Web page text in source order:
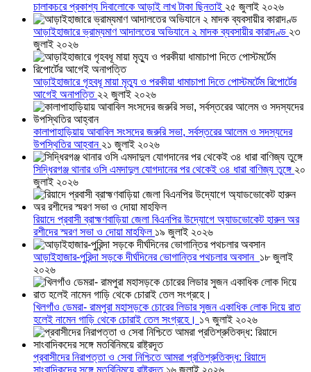
চালাকচরে প্রকাশ্য দিবালোকে আড়াই লাখ টাকা ছিনতাই ২৫ জুলাই ২০২৬
আড়াইহাজারে ভ্রাম্যমাণ আদালতের অভিযানে ২ মাদক ব্যবসায়ীর কারাদণ্ড ২৩
জুলাই ২০২৬
আড়াইহাজারে গৃহবধূ মায়া মৃত্যু ও পরকীয়া ধামাচাপা দিতে পোস্টমর্টেম রিপোর্টের
আগেই অনাপত্তি ২২ জুলাই ২০২৬
কালাপাহাড়িয়ায় আবাবিল সংসদের জরুরি সভা, সর্বস্তরের আলেম ও সদস্যদের
উপস্থিতির আহ্বান ২১ জুলাই ২০২৬
সিদ্ধিরগঞ্জ থানার ওসি এমদাদুল যোগদানের পর থেকেই ৩৪ ধারা বাণিজ্য তুঙ্গে ২০
জুলাই ২০২৬
রিয়াদে প্রবাসী ব্রাহ্মণবাড়িয়া জেলা বিএনপির উদ্যোগে অ্যাডভোকেট হারুন অর
রশীদের স্মরণ সভা ও দোয়া মাহফিল ১৯ জুলাই ২০২৬
আড়াইহাজার-পুরিন্দা সড়কে দীর্ঘদিনের ভোগান্তির পথচলার অবসান ১৮ জুলাই
২০২৬
খিলগাঁও ডেমরা- রামপুরা মহাসড়কে চোরের লিডার সুজন একাধিক লোক দিয়ে রাত
হলেই নামেন গাড়ি থেকে চোরাই তেল সংগ্রহে। ১৭ জুলাই ২০২৬
প্রবাসীদের নিরাপত্তা ও সেবা নিশ্চিতে আমরা প্রতিশ্রুতিবদ্ধ: রিয়াদে
সাংবাদিকদের সঙ্গে মতবিনিময়ে রাষ্ট্রদূত ১৬ জুলাই ২০২৬